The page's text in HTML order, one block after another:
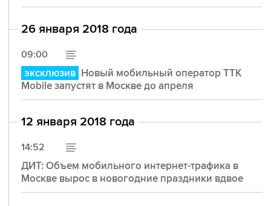
26 января 2018 года
09:00
эксклюзив Новый мобильный оператор TTK
Mobile запустят в Москве до апреля
12 января 2018 года
14:52
ДИТ: Объем мобильного интернет-трафика в
Москве вырос в новогодние праздники вдвое